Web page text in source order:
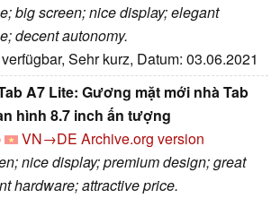
big screen; nice display; elegant
decent autonomy.
Sehr kurz, Datum: 03.06.2021
A7 Lite: Gương mặt mới nhà Tab
hình 8.7 inch ấn tượng
VN→DE Archive.org version
nice display; premium design; great
hardware; attractive price.